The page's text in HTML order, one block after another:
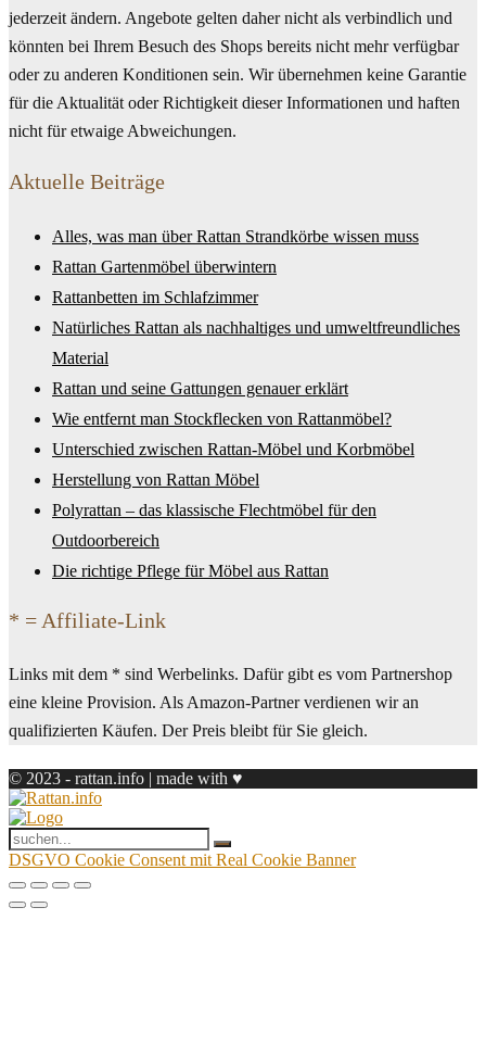
jederzeit ändern. Angebote gelten daher nicht als verbindlich und
könnten bei Ihrem Besuch des Shops bereits nicht mehr verfügbar
oder zu anderen Konditionen sein. Wir übernehmen keine Garantie
für die Aktualität oder Richtigkeit dieser Informationen und haften
nicht für etwaige Abweichungen.
Aktuelle Beiträge
Alles, was man über Rattan Strandkörbe wissen muss
Rattan Gartenmöbel überwintern
Rattanbetten im Schlafzimmer
Natürliches Rattan als nachhaltiges und umweltfreundliches
Material
Rattan und seine Gattungen genauer erklärt
Wie entfernt man Stockflecken von Rattanmöbel?
Unterschied zwischen Rattan-Möbel und Korbmöbel
Herstellung von Rattan Möbel
Polyrattan – das klassische Flechtmöbel für den
Outdoorbereich
Die richtige Pflege für Möbel aus Rattan
* = Affiliate-Link
Links mit dem * sind Werbelinks. Dafür gibt es vom Partnershop
eine kleine Provision. Als Amazon-Partner verdienen wir an
qualifizierten Käufen. Der Preis bleibt für Sie gleich.
© 2023 - rattan.info | made with ♥
DSGVO Cookie Consent mit Real Cookie Banner